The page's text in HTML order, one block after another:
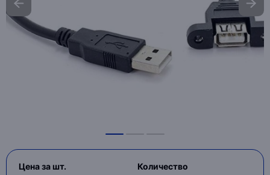
Цена за шт. Количество